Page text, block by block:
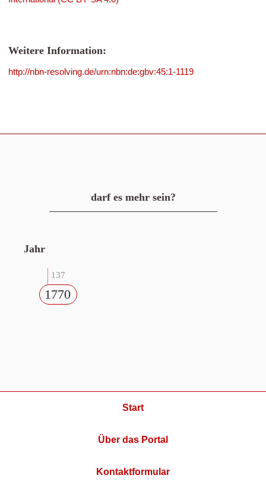
Weitere Information:
http://nbn-resolving.de/urn:nbn:de:gbv:45:1-1119
darf es mehr sein?
Jahr
137
1770
Start
Über das Portal
Kontaktformular